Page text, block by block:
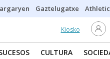
Gaztelugatxe Athletic
Kiosko
CULTURA